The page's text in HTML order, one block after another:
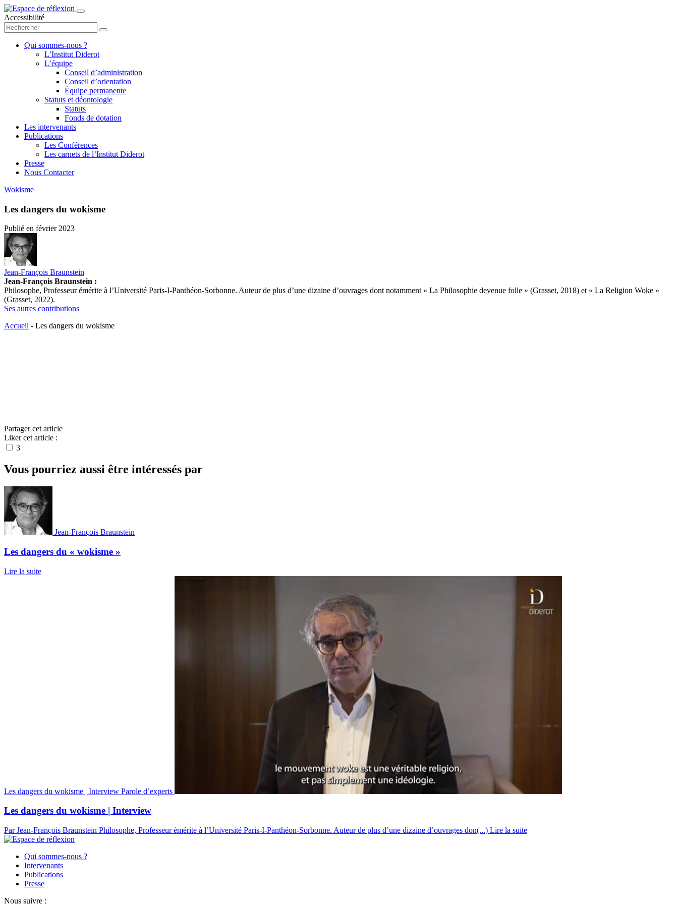
Accessibilité
Qui sommes-nous ?
L’Institut Diderot
L’équipe
Conseil d’administration
Conseil d’orientation
Équipe permanente
Statuts et déontologie
Statuts
Fonds de dotation
Les intervenants
Publications
Les Conférences
Les carnets de l’Institut Diderot
Presse
Nous Contacter
Wokisme
Les dangers du wokisme
Publié en février 2023
Jean-François Braunstein
Jean-François Braunstein :
Philosophe, Professeur émérite à l’Université Paris-I-Panthéon-Sorbonne. Au­teur de plus d’une dizaine d’ouvrages dont notamment « La Philosophie devenue folle » (Grasset, 2018) et « La Religion Woke »
(Grasset, 2022).
Ses autres contributions
Accueil - Les dangers du wokisme
Partager cet article
Liker cet article :
3
Vous pourriez aussi être intéressés par
Jean-François Braunstein
Les dangers du « wokisme »
Lire la suite
Les dangers du wokisme | Interview Parole d’experts
Les dangers du wokisme | Interview
Par Jean-François Braunstein Philosophe, Professeur émérite à l’Université Paris-I-Panthéon-Sorbonne. Au­teur de plus d’une dizaine d’ouvrages don(...) Lire la suite
Qui sommes-nous ?
Intervenants
Publications
Presse
Nous suivre :